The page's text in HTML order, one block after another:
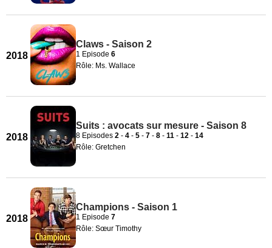
2018
Claws - Saison 2
1 Episode 6
Rôle: Ms. Wallace
2018
Suits : avocats sur mesure - Saison 8
8 Episodes 2 - 4 - 5 - 7 - 8 - 11 - 12 - 14
Rôle: Gretchen
2018
Champions - Saison 1
1 Episode 7
Rôle: Sœur Timothy